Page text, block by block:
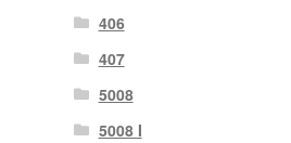
406
407
5008
5008 Ι